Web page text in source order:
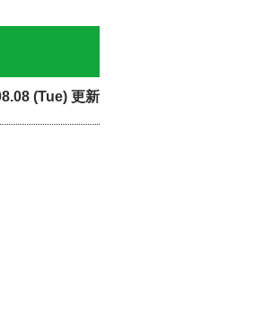
(Tue) 更新